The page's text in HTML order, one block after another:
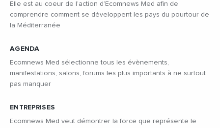
Elle est au coeur de l’action d’Ecomnews Med afin de
comprendre comment se développent les pays du pourtour de
la Méditerranée
AGENDA
Ecomnews Med sélectionne tous les évènements,
manifestations, salons, forums les plus importants à ne surtout
pas manquer
ENTREPRISES
Ecomnews Med veut démontrer la force que représente le